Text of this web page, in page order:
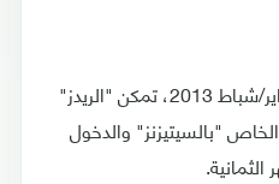
فبين يونيو/حزيران 2012 وفبراير/شباط 2013، تمكن "الريدز"
"بالسيتيزنز" والدخول